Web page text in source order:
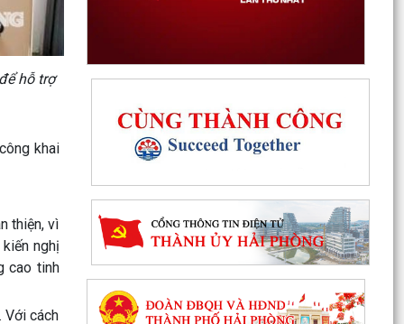
hỗ trợ
khai
thiện, vì
nghị
cao tinh
Với cách
Rút ngắn thời gian giải quyết 7 thủ tục hộ kinh
doanh